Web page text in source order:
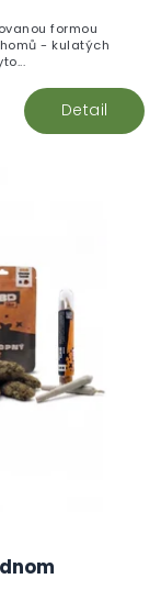
Detail
formou
- kulatých